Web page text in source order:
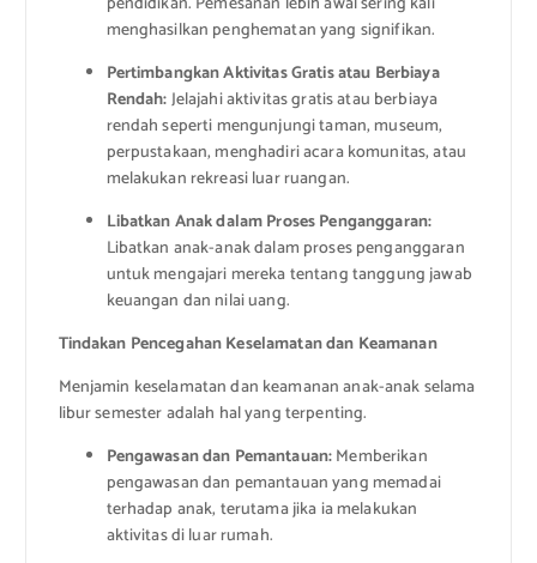
menghasilkan penghematan yang signifikan.
Pertimbangkan Aktivitas Gratis atau Berbiaya
Rendah:Jelajahi aktivitas gratis atau berbiaya
rendah seperti mengunjungi taman, museum,
perpustakaan, menghadiri acara komunitas, atau
melakukan rekreasi luar ruangan.
Libatkan Anak dalam Proses Penganggaran:
Libatkan anak-anak dalam proses penganggaran
untuk mengajari mereka tentang tanggung jawab
keuangan dan nilai uang.
Tindakan Pencegahan Keselamatan dan Keamanan
Menjamin keselamatan dan keamanan anak-anak selama
libur semester adalah hal yang terpenting.
Pengawasan dan Pemantauan:Memberikan
pengawasan dan pemantauan yang memadai
terhadap anak, terutama jika ia melakukan
aktivitas di luar rumah.